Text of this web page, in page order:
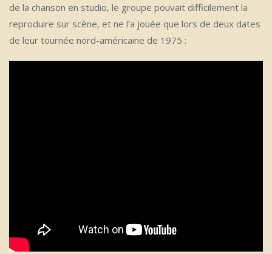
de la chanson en studio, le groupe pouvait difficilement la
reproduire sur scène, et ne l’a jouée que lors de deux dates
de leur tournée nord-américaine de 1975 :